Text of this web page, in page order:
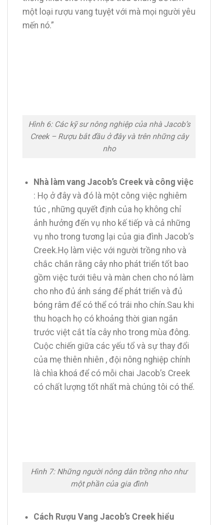
một loại rượu vang tuyệt với mà mọi người yêu
mến nó.”
Hình 6: Các kỹ sư nông nghiệp của nhà Jacob’s
Creek – Rượu bắt đầu ở đây và trên những cây
nho
Nhà làm vang Jacob’s Creek và công việc
: Họ ở đây và đó là một công việc nghiêm
túc , những quyết định của họ không chỉ
ảnh hưởng đến vụ nho kế tiếp và cả những
vụ nho trong tương lại của gia đình Jacob’s
Creek.Họ làm việc với người trồng nho và
chắc chắn rằng cây nho phát triển tốt bao
gồm việc tưới tiêu và màn chen cho nó làm
cho nho đủ ánh sáng để phát triển và đủ
bóng râm để có thể có trái nho chín.Sau khi
thu hoạch họ có khoảng thời gian ngắn
trước việt cắt tỉa cây nho trong mùa đông.
Cuộc chiến giữa các yếu tổ và sự thay đổi
của mẹ thiên nhiên , đội nông nghiệp chính
là chìa khoá để có mỗi chai Jacob’s Creek
có chất lượng tốt nhất mà chúng tôi có thể.
Hình 7: Những người nông dân trồng nho như
một phần của gia đình
Cách Rượu Vang Jacob’s Creek hiểu